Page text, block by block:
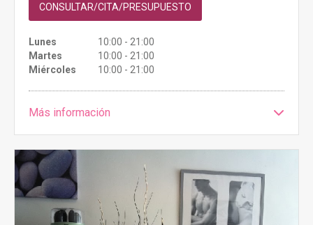
CONSULTAR/CITA/PRESUPUESTO
Lunes
10:00 - 21:00
Martes
10:00 - 21:00
Miércoles
10:00 - 21:00
Más información